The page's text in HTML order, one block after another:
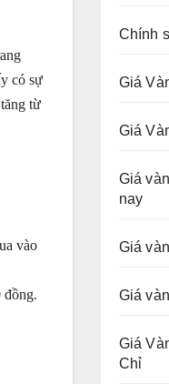
có sự
từ
vào
đồng.
Chính
Giá
Giá
Giá
nay
Giá
Giá
Giá
Chỉ